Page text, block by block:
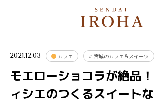
2021.12.03 カフェ # 宮城のカフェ＆スイーツ
モエローショコラが絶品
ィシエのつくるスイート